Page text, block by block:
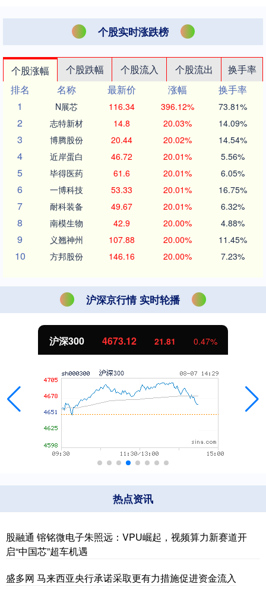
个股实时涨跌榜
个股涨幅 个股跌幅 个股流入 个股流出
换手率
排名
名称 最新价 涨幅
换手率
1
N展芯 116.34 396.12% 73.81%
2 志特新材 14.8 20.03% 14.09%
3 博腾股份 20.44 20.02% 14.54%
4 近岸蛋白 46.72 20.01% 5.56%
5 毕得医药 61.6 20.01% 6.05%
6 一博科技 53.33 20.01% 16.75%
7 耐科装备 49.67 20.01% 6.32%
8 南模生物 42.9 20.00% 4.88%
9 义翘神州 107.88 20.00% 11.45%
10 方邦股份 146.16 20.00% 7.23%
沪深京行情 实时轮播
北证50 1130.26 7.38 0.66%
热点资讯
股融通 镕铭微电子朱照远：VPU崛起，视频算力新赛道开
启“中国芯”超车机遇
盛多网 马来西亚央行承诺采取更有力措施促进资金流入